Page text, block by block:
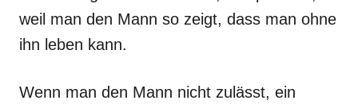
weil man den Mann so zeigt, dass man ohne
ihn leben kann.
Wenn man den Mann nicht zulässt, ein